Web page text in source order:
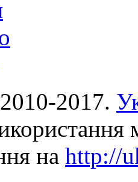
2017.
на http://